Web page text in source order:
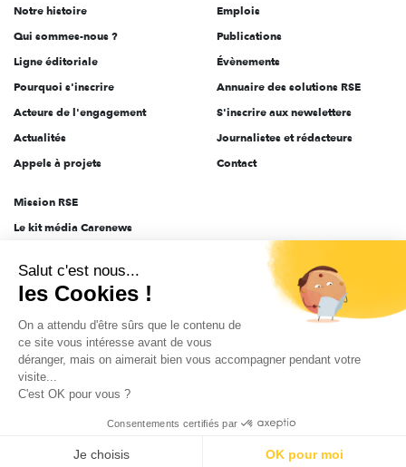
l'engagement
Notre histoire
Qui sommes-nous ?
Ligne éditoriale
Pourquoi s'inscrire
Acteurs de l'engagement
Actualités
Appels à projets
Emplois
Publications
Évènements
Annuaire des solutions RSE
S'inscrire aux newsletters
Journalistes et rédacteurs
Contact
Mission RSE
Le kit média Carenews
AEF info
Novethic
PRODURABLE
Inclusiv Day
Données personnelles Mentions légales 2025-2026 Tout droits réservés
Salut c'est nous...
les Cookies !
On a attendu d'être sûrs que le contenu de
ce site vous intéresse avant de vous
déranger, mais on aimerait bien vous accompagner pendant votre
visite...
C'est OK pour vous ?
Consentements certifiés par
Je choisis OK pour moi